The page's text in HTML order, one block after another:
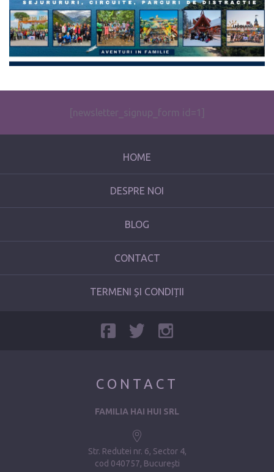
[newsletter_signup_form id=1]
HOME
DESPRE NOI
BLOG
CONTACT
TERMENI ȘI CONDIȚII
CONTACT
FAMILIA HAI HUI SRL
Str. Redutei nr. 6, Sector 4
cod 040757, București